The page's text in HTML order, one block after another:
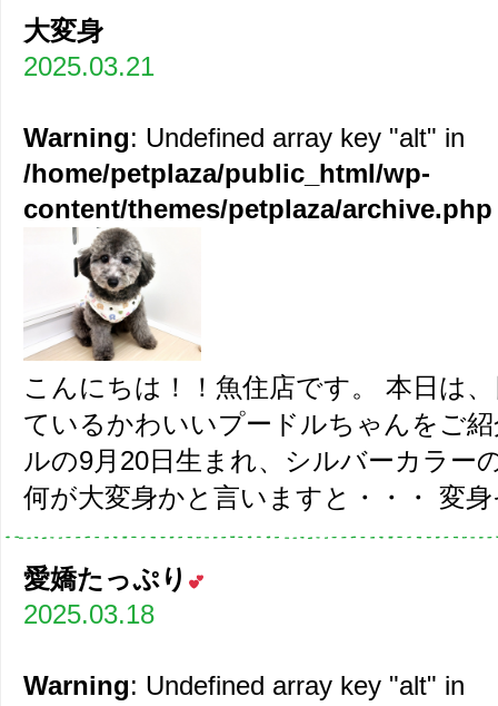
大変身
2025.03.21
Warning: Undefined array key "alt" in
/home/petplaza/public_html/wp-
content/themes/petplaza/archive.php
こんにちは！！魚住店です。 本日は
ているかわいいプードルちゃんをご
ルの9月20日生まれ、シルバーカラー
何が大変身かと言いますと・・・ 変
愛嬌たっぷり
2025.03.18
Warning: Undefined array key "alt" in